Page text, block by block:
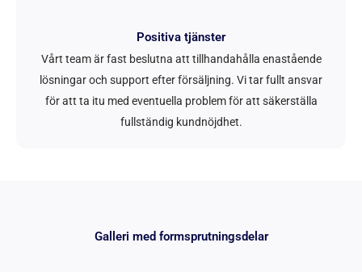
Positiva tjänster
Vårt team är fast beslutna att tillhandahålla enastående
lösningar och support efter försäljning. Vi tar fullt ansvar
för att ta itu med eventuella problem för att säkerställa
fullständig kundnöjdhet.
Galleri med formsprutningsdelar